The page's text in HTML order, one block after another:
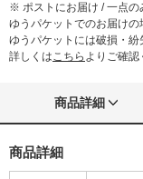
※ ポストにお届け / 一点の
ゆうパケットでのお届けの
ゆうパケットには破損・紛
詳しくはこちら よりご確認
商品詳細
商品詳細